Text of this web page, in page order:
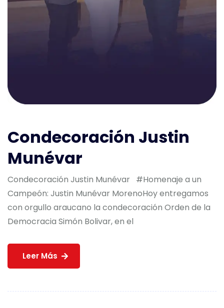
Condecoración Justin
Munévar
Condecoración Justin Munévar #Homenaje a un
Campeón: Justin Munévar MorenoHoy entregamos
con orgullo araucano la condecoración Orden de la
Democracia Simón Bolivar, en el
Leer Más